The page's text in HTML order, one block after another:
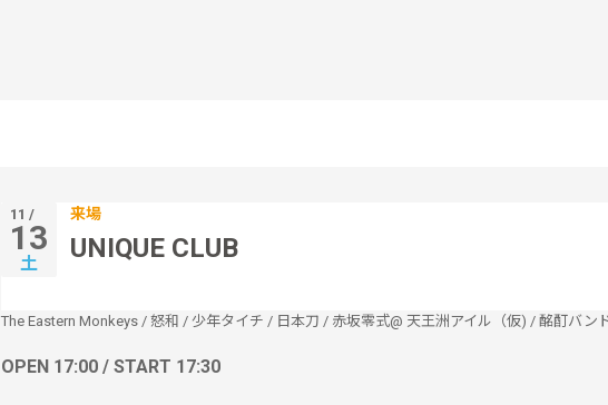
11 /
13
土
来場
UNIQUE CLUB
The Eastern Monkeys/ 怒和 / 少年タイチ / 日本刀 / 赤坂零式@ 天王洲アイル（仮) / 酩酊バン
OPEN 17:00 / START 17:30